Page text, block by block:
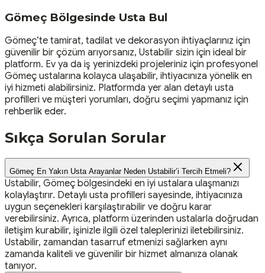
Gömeç Bölgesinde Usta Bul
Gömeç’te tamirat, tadilat ve dekorasyon ihtiyaçlarınız için
güvenilir bir çözüm arıyorsanız, Ustabilir sizin için ideal bir
platform. Ev ya da iş yerinizdeki projeleriniz için profesyonel
Gömeç ustalarına kolayca ulaşabilir, ihtiyacınıza yönelik en
iyi hizmeti alabilirsiniz. Platformda yer alan detaylı usta
profilleri ve müşteri yorumları, doğru seçimi yapmanız için
rehberlik eder.
Sıkça Sorulan Sorular
Gömeç En Yakın Usta Arayanlar Neden Ustabilir’i Tercih Etmeli?
Ustabilir, Gömeç bölgesindeki en iyi ustalara ulaşmanızı
kolaylaştırır. Detaylı usta profilleri sayesinde, ihtiyacınıza
uygun seçenekleri karşılaştırabilir ve doğru karar
verebilirsiniz. Ayrıca, platform üzerinden ustalarla doğrudan
iletişim kurabilir, işinizle ilgili özel taleplerinizi iletebilirsiniz.
Ustabilir, zamandan tasarruf etmenizi sağlarken aynı
zamanda kaliteli ve güvenilir bir hizmet almanıza olanak
tanıyor.